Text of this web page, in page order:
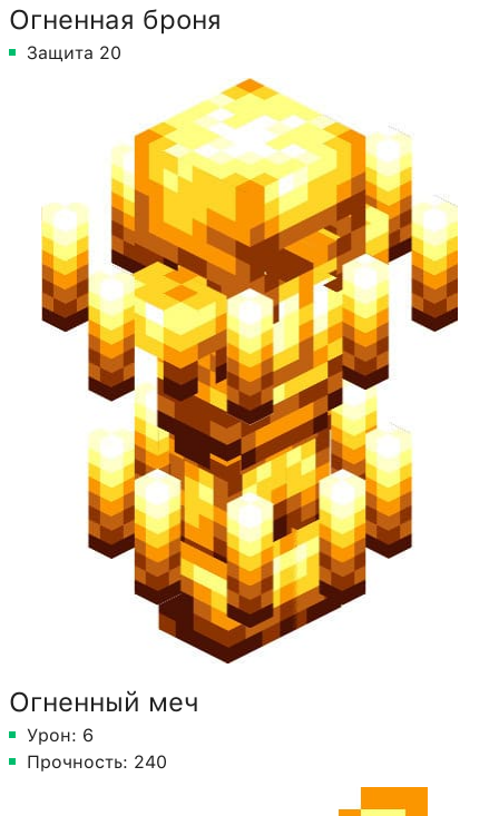
Огненная броня
Защита 20
Огненный меч
Урон: 6
Прочность: 240